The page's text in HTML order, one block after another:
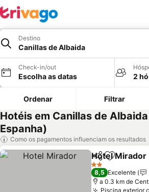
Destino
Canillas de Albaida
Check-in/out
Escolha as datas 2
Ordenar Filtrar
Hotéis em Canillas de
Espanha)
Como os pagamentos influenciam os resultados
PartilharAdicionar
Hotel Mirador
2 Estrelas
8,5 Excelente
a 0.3 km de
Piscina exterior